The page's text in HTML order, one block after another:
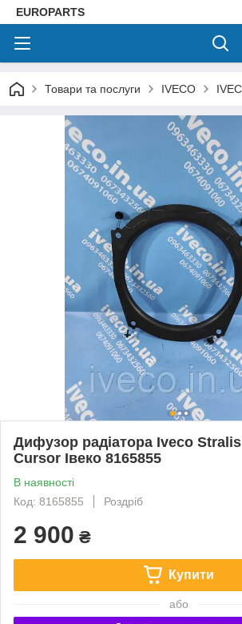
EUROPARTS
Товари та послуги IVECO
Дифузор радіатора Iveco
Cursor Івеко 8165855
В наявності
Код: 8165855
Роздріб
2 900 ₴
Купити
або